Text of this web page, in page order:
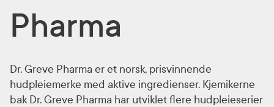
Pharma
Dr. Greve Pharma er et norsk, prisvinnende
hudpleiemerke med aktive ingredienser. Kjemikerne
bak Dr. Greve Pharma har utviklet flere hudpleieserier